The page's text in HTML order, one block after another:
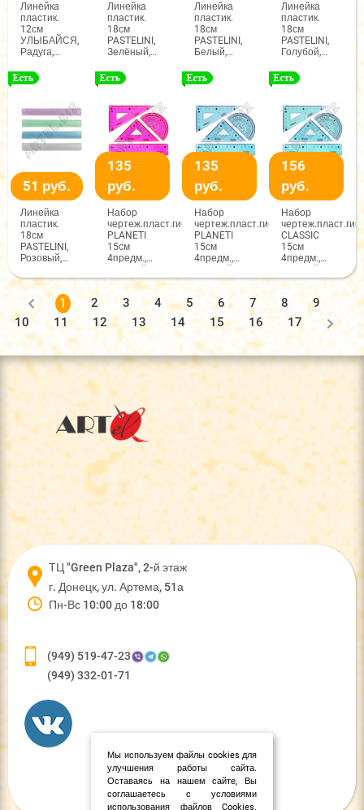
Линейка
пластик.
12см
УЛЫБАЙСЯ,
Радуга,
Линейка
пластик.
18см
PASTELINI,
Зелёный,
82139,
Maylott
Линейка
пластик.
18см
PASTELINI,
Белый,
82139,
Maylott
Линейка
пластик.
18см
PASTELINI,
Голубой,
82139,
Maylott
51 руб.
Линейка
пластик.
18см
PASTELINI,
Розовый,
82139,
Maylott
135
руб.
Набор
чертеж.пласт.гибкий
PLANETI
15см
4предм.,
арт.MY-1069
135
руб.
Набор
чертеж.пласт.гибкий
PLANETI
15см
4предм.,
арт.MY-1069
156
руб.
Набор
CLASSIC
15см
4предм.,
арт.MY-1032,
Maylott
1 2 3 4 5 6 7 8
9
10
11 12 13 14 15 16 17
ТЦ "Green Plaza", 2-й этаж
г. Донецк, ул. Артема, 51а
Пн-Вс 10:00 до 18:00
(949) 519-47-23
(949) 332-01-71
Мы используем файлы cookies для
улучшения работы сайта.
Оставаясь на нашем сайте, Вы
соглашаетесь с условиями
использования файлов Cookies.